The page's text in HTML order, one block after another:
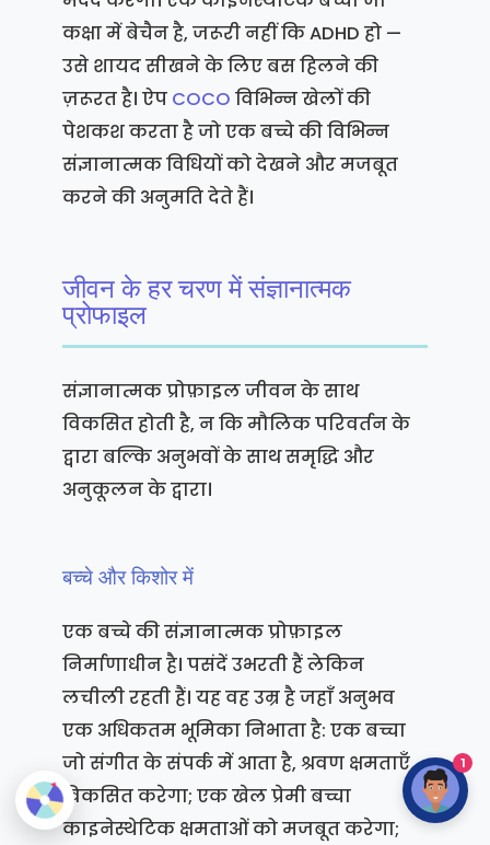
कक्षा में बेचैन है, जरूरी नहीं कि ADHD हो —
उसे शायद सीखने के लिए बस हिलने की
ज़रूरत है। ऐप COCO विभिन्न खेलों की
पेशकश करता है जो एक बच्चे की विभिन्न
संज्ञानात्मक विधियों को देखने और मजबूत
करने की अनुमति देते हैं।
जीवन के हर चरण में संज्ञानात्मक
प्रोफाइल
संज्ञानात्मक प्रोफ़ाइल जीवन के साथ
विकसित होती है, न कि मौलिक परिवर्तन के
द्वारा बल्कि अनुभवों के साथ समृद्धि और
अनुकूलन के द्वारा।
बच्चे और किशोर में
एक बच्चे की संज्ञानात्मक प्रोफ़ाइल
निर्माणाधीन है। पसंदें उभरती हैं लेकिन
लचीली रहती हैं। यह वह उम्र है जहाँ अनुभव
एक अधिकतम भूमिका निभाता है: एक बच्चा
जो संगीत के संपर्क में आता है, श्रवण क्षमताएँ
विकसित करेगा; एक खेल प्रेमी बच्चा
काइनेस्थेटिक क्षमताओं को मजबूत करेगा;
1